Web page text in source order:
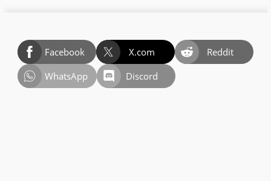
Facebook X.com
Reddit
WhatsApp
Discord